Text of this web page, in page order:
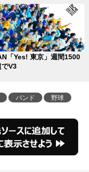
「Yes! 東京」週間1500
でV3
バンド 野球